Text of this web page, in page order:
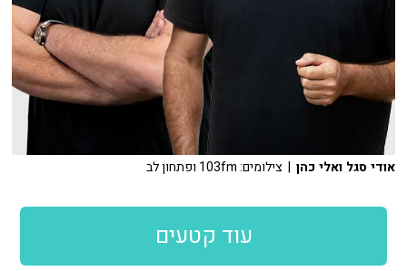
אודי סגל ואלי כהן | צילומים: 103fm ופתחון לב
עוד קטעים